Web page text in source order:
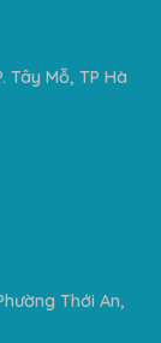
Tây Mỗ, TP Hà
Thới An,